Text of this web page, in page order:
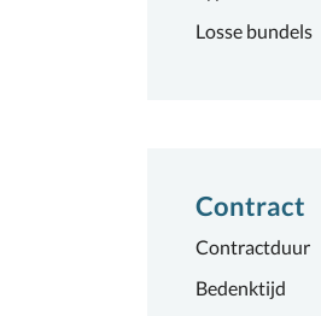
Losse bundels
Contract
Contractduur
Bedenktijd